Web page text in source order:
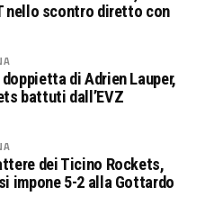
nello scontro diretto con
di Adrien Lauper,
battuti dall’EVZ
dei Ticino Rockets,
impone 5-2 alla Gottardo